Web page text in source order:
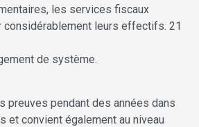
les services fiscaux
considérablement leurs effectifs. 21
de système.
preuves pendant des années dans
et convient également au niveau